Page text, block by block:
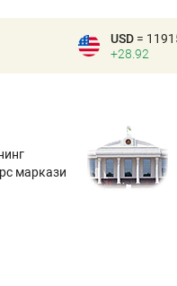
USD =
+28.92
маркази